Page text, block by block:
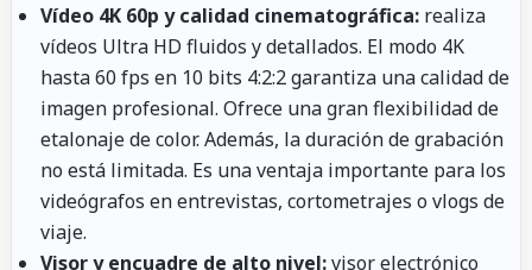
Vídeo 4K 60p y calidad cinematográfica: realiza
vídeos Ultra HD fluidos y detallados. El modo 4K
hasta 60 fps en 10 bits 4:2:2 garantiza una calidad de
imagen profesional. Ofrece una gran flexibilidad de
etalonaje de color. Además, la duración de grabación
no está limitada. Es una ventaja importante para los
videógrafos en entrevistas, cortometrajes o vlogs de
viaje.
Visor y encuadre de alto nivel:visor electrónico